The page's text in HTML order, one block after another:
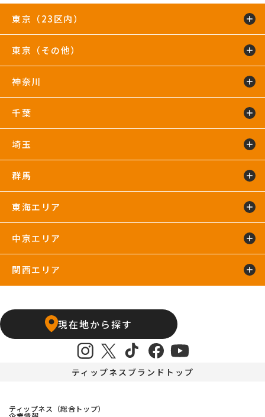
東京（23区内）
綾瀬店 TIP.X TOKYO 池袋
大泉学園24hours
五反田24hours
下井草店新小岩店東武練馬24hours中野24hours
練馬24hours
東京（その他）
吉祥寺24hours
神奈川
千葉
蘇我24hours
埼玉
イオンモール川口店
群馬
東海エリア
浜松葵東24hours
中京エリア
関西エリア
石橋阪大前24hours京橋店高槻24hours
塚口24hours天王寺店武庫之荘24hours
現在地から探す
ティップネスブランドトップ
ティップネス（総合トップ）